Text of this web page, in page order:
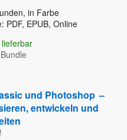
in Farbe
PDF, EPUB, Online
Bundle
und Photoshop –
entwickeln und